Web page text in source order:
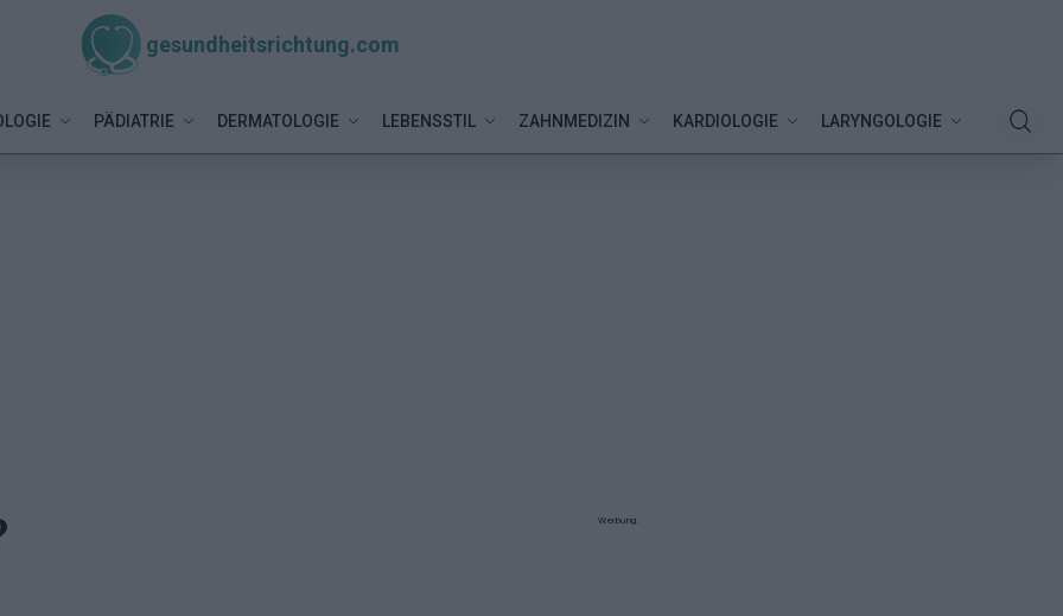
gesundheitsrichtung.com
PÄDIATRIE DERMATOLOGIE LEBENSSTIL ZAHNMEDIZIN KARDIOLOGIE LARYNGOLOGIE
Werbung: